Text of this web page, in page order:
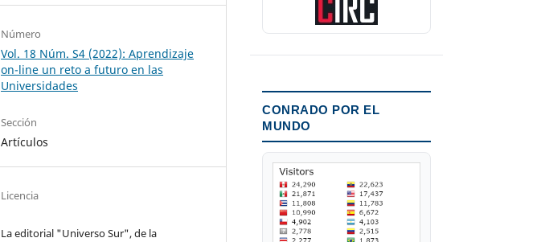
Número
Vol. 18 Núm. S4 (2022): Aprendizaje
on-line un reto a futuro en las
Universidades
Sección
Artículos
Licencia
La editorial "Universo Sur", de la
CONRADO POR EL
MUNDO